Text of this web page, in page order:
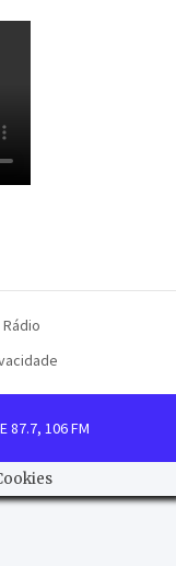
87.7, 106 FM